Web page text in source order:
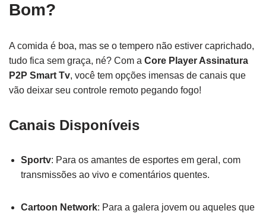
Bom?
A comida é boa, mas se o tempero não estiver caprichado,
tudo fica sem graça, né? Com a Core Player Assinatura
P2P Smart Tv, você tem opções imensas de canais que
vão deixar seu controle remoto pegando fogo!
Canais Disponíveis
Sportv: Para os amantes de esportes em geral, com
transmissões ao vivo e comentários quentes.
Cartoon Network: Para a galera jovem ou aqueles que